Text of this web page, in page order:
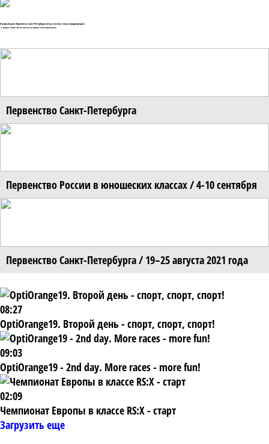
В первый день Первенства Санкт-Петербурга ветра хватило только виндсерферам
В акватории Невской губы Финского залива стартовала главная городская регата.
Первенство Санкт-Петербурга
Первенство России в юношеских классах / 4-10 сентября
Первенство Санкт-Петербурга / 19–25 августа 2021 года
08:27
OptiOrange19. Второй день - спорт, спорт, спорт!
09:03
OptiOrange19 - 2nd day. More races - more fun!
02:09
Чемпионат Европы в классе RS:X - старт
Загрузить еще